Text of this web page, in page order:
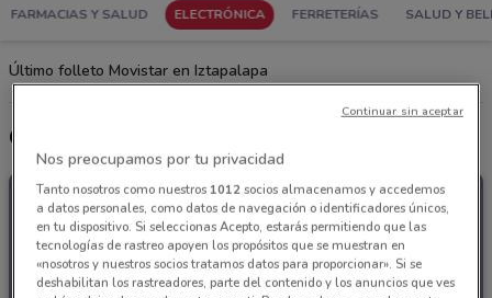
FARMACIAS Y SALUD ELECTRÓNICA FERRETERÍAS SALUD Y
Último folleto Movistar en Iztapalapa
Ofertas Movistar
Nos preocupamos por tu privacidad
Tanto nosotros como nuestros 1012socios almacenamos y accedemos
a datos personales, como datos de navegación o identificadores únicos,
en tu dispositivo. Si seleccionas Acepto, estarás permitiendo que las
tecnologías de rastreo apoyen los propósitos que se muestran en
«nosotros y nuestros socios tratamos datos para proporcionar». Si se
deshabilitan los rastreadores, parte del contenido y los anuncios que ves
Continuar sin aceptar